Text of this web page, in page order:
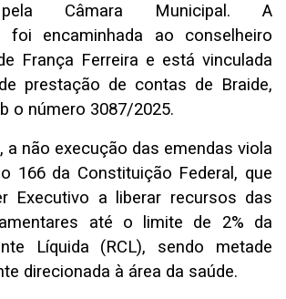
pela Câmara Municipal. A
foi encaminhada ao conselheiro
França Ferreira e está vinculada
prestação de contas de Braide,
o número 3087/2025.
a não execução das emendas viola
166 da Constituição Federal, que
Executivo a liberar recursos das
até o limite de 2% da
Líquida (RCL), sendo metade
direcionada à área da saúde.